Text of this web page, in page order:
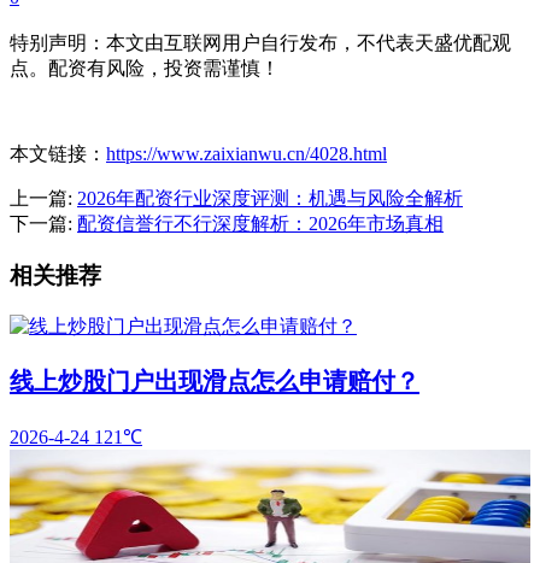
特别声明：本文由互联网用户自行发布，不代表天盛优配观
点。配资有风险，投资需谨慎！
本文链接： https://www.zaixianwu.cn/4028.html
上一篇: 2026年配资行业深度评测：机遇与风险全解析
下一篇: 配资信誉行不行深度解析：2026年市场真相
相关推荐
线上炒股门户出现滑点怎么申请赔付？
2026-4-24 121℃